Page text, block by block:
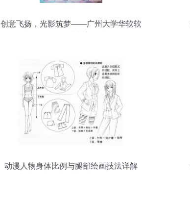
创意飞扬，光影筑梦——广州大学华软软
动漫人物身体比例与腿部绘画技法详解